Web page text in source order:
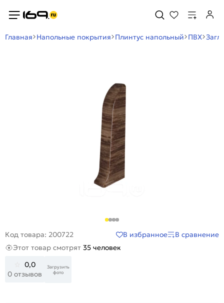
Главная Напольные покрытия Плинтус напольный ПВХ
Код товара: 200722 В избранное
В сравнение
Этот товар смотрят 35 человек
0,0
0 отзывов
Загрузить
фото